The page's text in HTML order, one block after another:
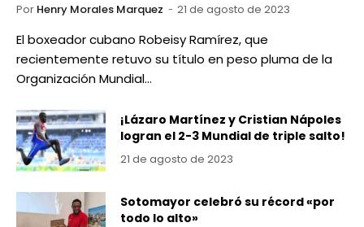
Por Henry Morales Marquez 21 de agosto de 2023
El boxeador cubano Robeisy Ramírez, que
recientemente retuvo su título en peso pluma de la
Organización Mundial…
¡Lázaro Martínez y Cristian Nápoles
logran el 2-3 Mundial de triple salto!
21 de agosto de 2023
Sotomayor celebró su récord «por
todo lo alto»